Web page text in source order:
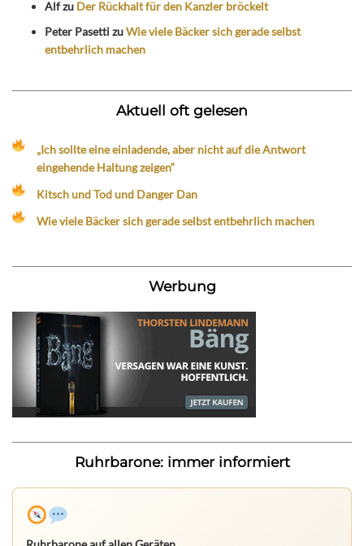
Alfzu Der Rückhalt für den Kanzler bröckelt
Peter PasettizuWie viele Bäcker sich gerade selbst
entbehrlich machen
Aktuell oft gelesen
„Ich sollte eine einladende, aber nicht auf die Antwort
eingehende Haltung zeigen“
Kitsch und Tod und Danger Dan
Wie viele Bäcker sich gerade selbst entbehrlich machen
Werbung
Ruhrbarone: immer informiert
Ruhrbarone auf allen Geräten